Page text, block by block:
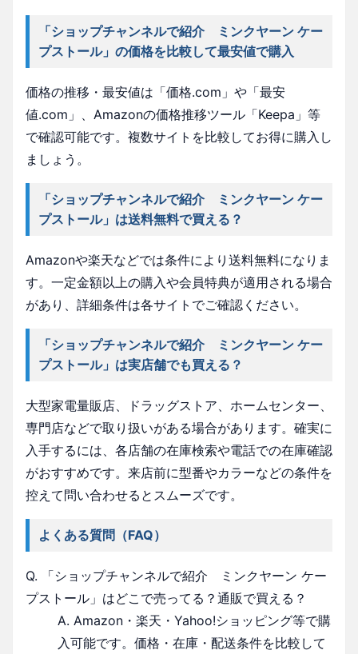
「ショップチャンネルで紹介 ミンクヤーン ケー
プストール」の価格を比較して最安値で購入
価格の推移・最安値は「価格.com」や「最安
値.com」、Amazonの価格推移ツール「Keepa」等
で確認可能です。複数サイトを比較してお得に購入し
ましょう。
「ショップチャンネルで紹介 ミンクヤーン ケー
プストール」は送料無料で買える？
Amazonや楽天などでは条件により送料無料になりま
す。一定金額以上の購入や会員特典が適用される場合
があり、詳細条件は各サイトでご確認ください。
「ショップチャンネルで紹介 ミンクヤーン ケー
プストール」は実店舗でも買える？
大型家電量販店、ドラッグストア、ホームセンター、
専門店などで取り扱いがある場合があります。確実に
入手するには、各店舗の在庫検索や電話での在庫確認
がおすすめです。来店前に型番やカラーなどの条件を
控えて問い合わせるとスムーズです。
よくある質問（FAQ）
Q. 「ショップチャンネルで紹介 ミンクヤーン ケー
プストール」はどこで売ってる？通販で買える？
A. Amazon・楽天・Yahoo!ショッピング等で購
入可能です。価格・在庫・配送条件を比較して